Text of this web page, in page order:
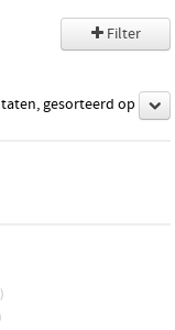
Filter
gesorteerd op